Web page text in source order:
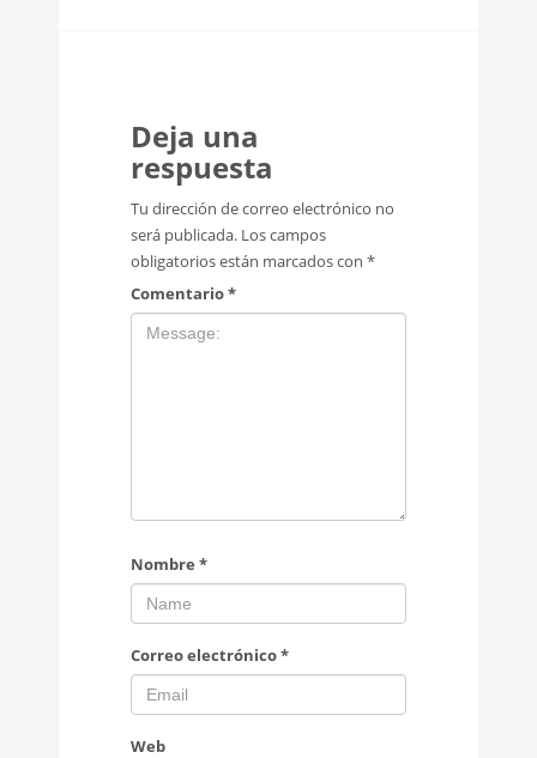
Deja una
respuesta
Tu dirección de correo electrónico no
será publicada. Los campos
obligatorios están marcados con *
Comentario*
Nombre *
Correo electrónico*
Web